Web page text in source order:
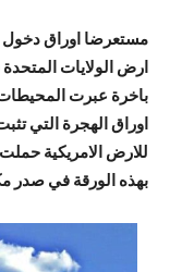
ارض الولايات
باخرة عبرت
اوراق الهجرة التي
للارض الامريكية
بهذه الورقة في صدر